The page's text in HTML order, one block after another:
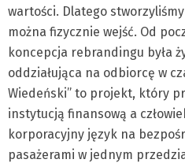
wartości. Dlatego
można fizycznie wejść. Od
koncepcja rebrandingu była
oddziałująca na odbiorcę w
Wiedeński” to projekt, który
instytucją finansową a
korporacyjny język na
pasażerami w jednym